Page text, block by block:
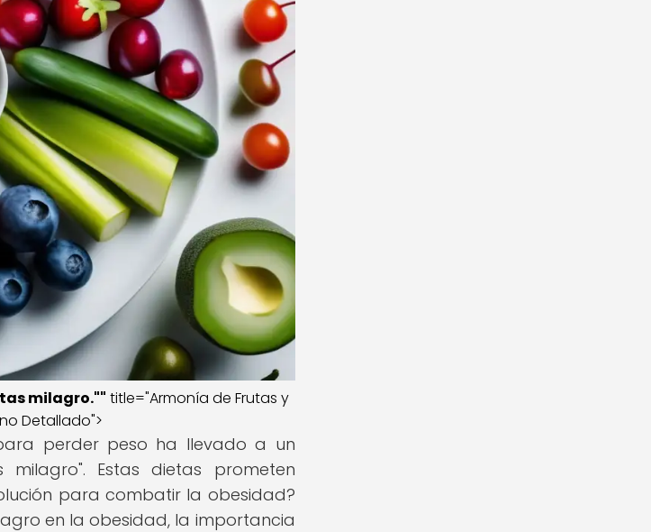
milagro."" title="Armonía de Frutas y
Detallado">
perder peso ha llevado a un
Estas dietas prometen
para combatir la obesidad?
en la obesidad, la importancia